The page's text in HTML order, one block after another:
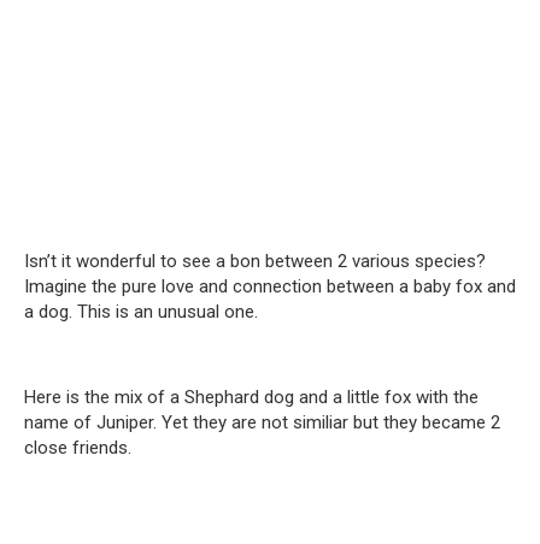
Isn’t it wonderful to see a bon between 2 various species?
Imagine the pure love and connection between a baby fox and
a dog. This is an unusual one.
Here is the mix of a Shephard dog and a little fox with the
name of Juniper. Yet they are not similiar but they became 2
close friends.